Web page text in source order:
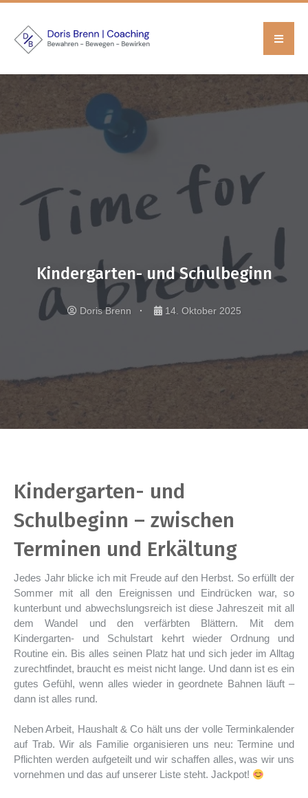
Kindergarten- und Schulbeginn
Doris Brenn 14. Oktober 2025
Kindergarten- und
Schulbeginn – zwischen
Terminen und Erkältung
Jedes Jahr blicke ich mit Freude auf den Herbst. So erfüllt der
Sommer mit all den Ereignissen und Eindrücken war, so
kunterbunt und abwechslungsreich ist diese Jahreszeit mit all
dem Wandel und den verfärbten Blättern. Mit dem
Kindergarten- und Schulstart kehrt wieder Ordnung und
Routine ein. Bis alles seinen Platz hat und sich jeder im Alltag
zurechtfindet, braucht es meist nicht lange. Und dann ist es ein
gutes Gefühl, wenn alles wieder in geordnete Bahnen läuft –
dann ist alles rund.
Neben Arbeit, Haushalt & Co hält uns der volle Terminkalender
auf Trab. Wir als Familie organisieren uns neu: Termine und
Pflichten werden aufgeteilt und wir schaffen alles, was wir uns
vornehmen und das auf unserer Liste steht. Jackpot!